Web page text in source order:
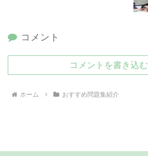
コメント
コメントを書き込む
ホーム おすすめ問題集紹介